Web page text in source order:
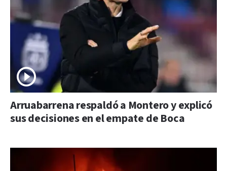
Arruabarrena respaldó a Montero y explicó
sus decisiones en el empate de Boca